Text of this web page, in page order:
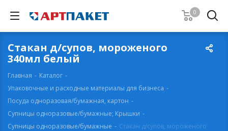
0
Стакан д/супов, мороженого
340мл белый
Главная - Каталог -
Упаковочные и расходные материалы для бизнеса -
Посуда одноразовая/бумажная, картон -
Супницы одноразовые/бумажные; Крышки -
Супницы одноразовые/бумажные - Стакан д/супов, мороженого